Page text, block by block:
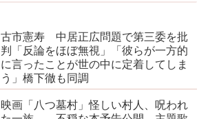
古市憲寿 中居正広問題で第三委を批
判「反論をほぼ無視」「彼らが一方的
に言ったことが世の中に定着してしま
う」橋下徹も同調
映画「八つ墓村」怪しい村人、呪われ